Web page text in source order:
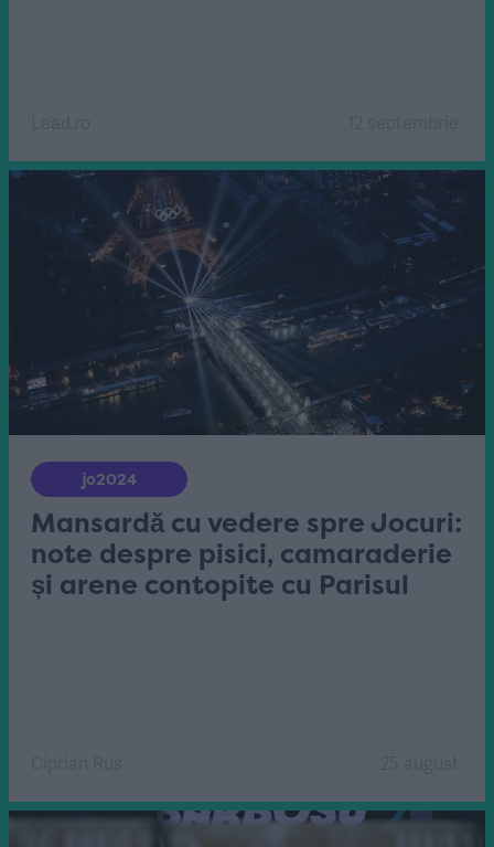
jo2024
Mansardă cu vedere spre Jocuri:
note despre pisici, camaraderie
și arene contopite cu Parisul